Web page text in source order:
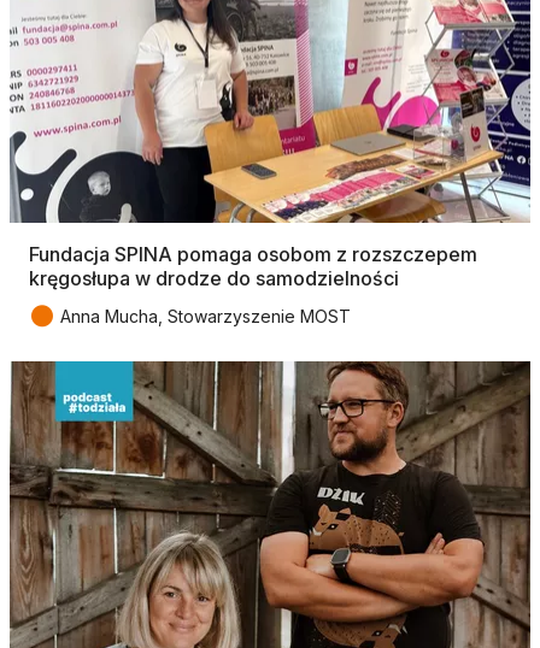
Fundacja SPINA pomaga osobom z rozszczepem
kręgosłupa w drodze do samodzielności
● Anna Mucha, Stowarzyszenie MOST